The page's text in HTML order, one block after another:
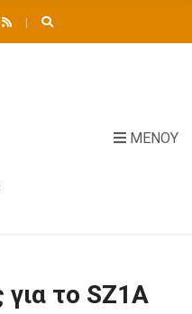
ΜΕΝΟΎ
το SZ1A